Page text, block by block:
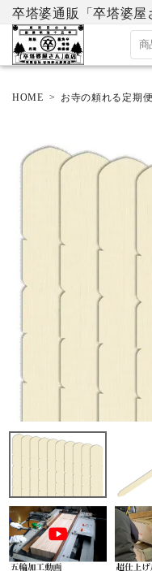
卒塔婆通販「卒塔婆屋
ACCOUNT MENU
会員メニュー
ご利用ガイド
お問い合わせ
HOME お寺の頼れる定期便